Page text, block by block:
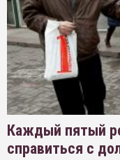
Каждый пятый
справиться с